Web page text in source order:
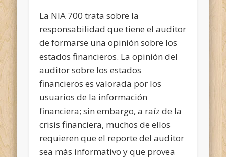
La NIA 700 trata sobre la
responsabilidad que tiene el auditor
de formarse una opinión sobre los
estados financieros. La opinión del
auditor sobre los estados
financieros es valorada por los
usuarios de la información
financiera; sin embargo, a raíz de la
crisis financiera, muchos de ellos
requieren que el reporte del auditor
sea más informativo y que provea